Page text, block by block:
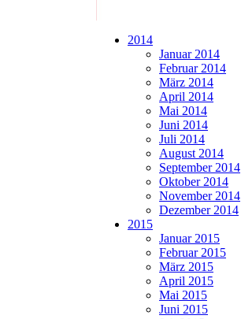
2014
Januar 2014
Februar 2014
März 2014
April 2014
Mai 2014
Juni 2014
Juli 2014
August 2014
September 2014
Oktober 2014
November 2014
Dezember 2014
2015
Januar 2015
Februar 2015
März 2015
April 2015
Mai 2015
Juni 2015